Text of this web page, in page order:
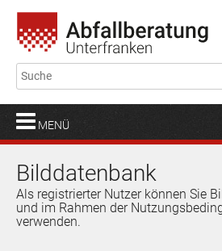
MENÜ
Bilddatenbank
Als registrierter Nutzer können Sie
und im Rahmen der
verwenden.